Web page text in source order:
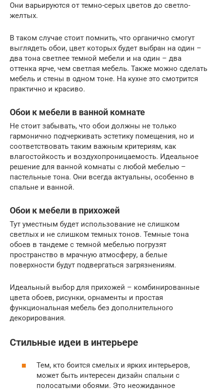
Они варьируются от темно-серых цветов до светло-
желтых.
В таком случае стоит помнить, что органично смогут
выглядеть обои, цвет которых будет выбран на один –
два тона светлее темной мебели и на один – два
оттенка ярче, чем светлая мебель. Также можно сделать
мебель и стены в одном тоне. На кухне это смотрится
практично и красиво.
Обои к мебели в ванной комнате
Не стоит забывать, что обои должны не только
гармонично подчеркивать эстетику помещения, но и
соответствовать таким важным критериям, как
влагостойкость и воздухопроницаемость. Идеальное
решение для ванной комнаты с любой мебелью –
пастельные тона. Они всегда актуальны, особенно в
спальне и ванной.
Обои к мебели в прихожей
Тут уместным будет использование не слишком
светлых и не слишком темных тонов. Темные тона
обоев в тандеме с темной мебелью погрузят
пространство в мрачную атмосферу, а белые
поверхности будут подвергаться загрязнениям.
Идеальный выбор для прихожей – комбинированные
цвета обоев, рисунки, орнаменты и простая
функциональная мебель без дополнительного
декорирования.
Стильные идеи в интерьере
Тем, кто боится смелых и ярких интерьеров,
может быть интересен дизайн спальни с
полосатыми обоями. Это неожиданное